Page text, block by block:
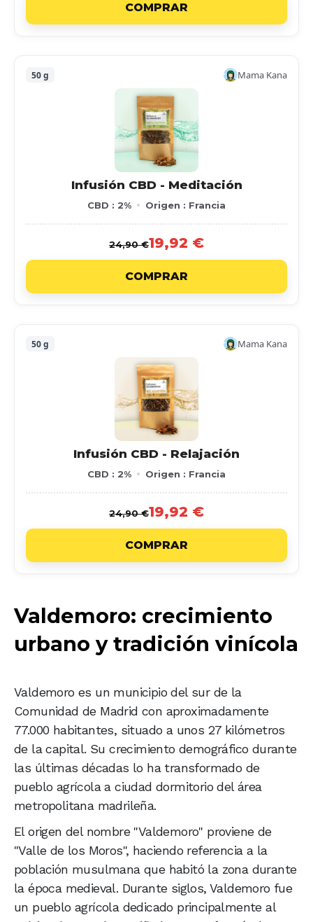
COMPRAR
50 g Mama Kana
Infusión CBD - Meditación
CBD : 2% Origen : Francia
24,90 €19,92 €
COMPRAR
50 g Mama Kana
Infusión CBD - Relajación
CBD : 2% Origen : Francia
24,90 €19,92 €
COMPRAR
Valdemoro: crecimiento
urbano y tradición vinícola
Valdemoro es un municipio del sur de la
Comunidad de Madrid con aproximadamente
77.000 habitantes, situado a unos 27 kilómetros
de la capital. Su crecimiento demográfico durante
las últimas décadas lo ha transformado de
pueblo agrícola a ciudad dormitorio del área
metropolitana madrileña.
El origen del nombre "Valdemoro" proviene de
"Valle de los Moros", haciendo referencia a la
población musulmana que habitó la zona durante
la época medieval. Durante siglos, Valdemoro fue
un pueblo agrícola dedicado principalmente al